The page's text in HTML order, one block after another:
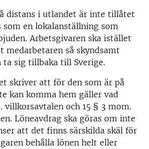
distans i utlandet är inte tillåtet
som en lokalanställning som
Arbetsgivaren ska istället
medarbetaren så skyndsamt
sig tillbaka till Sverige.
skriver att för den som är på
kan komma hem gäller vad
villkorsavtalen och 15 § 3 mom.
Löneavdrag ska göras om inte
att det finns särskilda skäl för
behålla lönen helt eller